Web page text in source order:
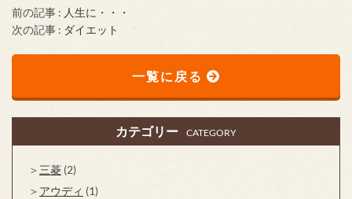
前の記事 : 人生に・・・
次の記事 : ダイエット
一覧に戻る
カテゴリー CATEGORY
三菱 (2)
アウディ (1)